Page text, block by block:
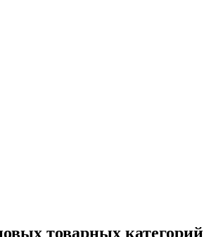
товарных категорий